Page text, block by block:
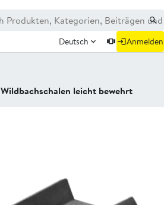
Deutsch Anmelden
Wildbachschalen leicht bewehrt